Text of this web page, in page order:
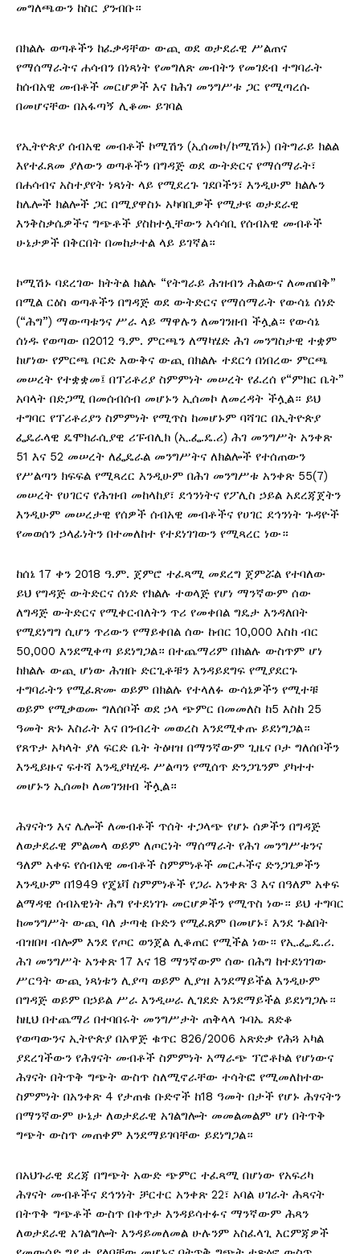
መግለጫውን ከስር ያንብቡ።
በክልሉ ወጣቶችን ከፈቃዳቸው ውጪ ወደ ወታደራዊ ሥልጠና
የማሰማራትና ሐሳብን በነጻነት የመግለጽ መብትን የመገደብ ተግባራት
ከሰብአዊ መብቶች መርሆዎች እና ከሕገ መንግሥቱ ጋር የሚጣረሱ
በመሆናቸው በአፋጣኝ ሊቆሙ ይገባል
የኢትዮጵያ ሰብአዊ መብቶች ኮሚሽን (ኢሰመኮ/ኮሚሽኑ) በትግራይ ክልል
እየተፈጸመ ያለውን ወጣቶችን በግዳጅ ወደ ውትድርና የማሰማራት፣
በሐሳብና አስተያየት ነጻነት ላይ የሚደረጉ ገደቦችን፣ እንዲሁም ክልሉን
ከሌሎች ክልሎች ጋር በሚያዋስኑ አካባቢዎች የሚታዩ ወታደራዊ
እንቅስቃሴዎችና ግጭቶች ያስከተሏቸውን አሳሳቢ የሰብአዊ መብቶች
ሁኔታዎች በቅርበት በመከታተል ላይ ይገኛል።
ኮሚሽኑ ባደረገው ክትትል ክልሉ “የትግራይ ሕዝብን ሕልውና ለመጠበቅ”
በሚል ርዕስ ወጣቶችን በግዳጅ ወደ ውትድርና የማሰማራት የውሳኔ ሰነድ
(“ሕግ”) ማውጣቱንና ሥራ ላይ ማዋሉን ለመገንዘብ ችሏል። የውሳኔ
ሰነዱ የወጣው በ2012 ዓ.ም. ምርጫን ለማካሄድ ሕገ መንግስታዊ ተቋም
ከሆነው የምርጫ ቦርድ እውቅና ውጪ በክልሉ ተደርጎ በነበረው ምርጫ
መሠረት የተቋቋመ፤ በፕሪቶሪያ ስምምነት መሠረት የፈረሰ የ“ምክር ቤት”
አባላት በድጋሚ በመሰብሰብ መሆኑን ኢሰመኮ ለመረዳት ችሏል። ይህ
ተግባር የፕሪቶሪያን ስምምነት የሚጥስ ከመሆኑም ባሻገር በኢትዮጵያ
ፌዴራላዊ ዴሞክራሲያዊ ሪፑብሊክ (ኢ.ፌ.ዴ.ሪ) ሕገ መንግሥት አንቀጽ
51 እና 52 መሠረት ለፌዴራል መንግሥትና ለክልሎች የተሰጠውን
የሥልጣን ክፍፍል የሚጻረር እንዲሁም በሕገ መንግሥቱ አንቀጽ 55(7)
መሠረት የሀገርና የሕዝብ መከላከያ፣ ደኅንነትና የፖሊስ ኃይል አደረጃጀትን
እንዲሁም መሠረታዊ የሰዎች ሰብአዊ መብቶችና የሀገር ደኅንነት ጉዳዮች
የመወሰን ኃላፊነትን በተመለከተ የተደነገገውን የሚጻረር ነው።
ከሰኔ 17 ቀን 2018 ዓ.ም. ጀምሮ ተፈጻሚ መደረግ ጀምሯል የተባለው
ይህ የግዳጅ ውትድርና ሰነድ የክልሉ ተወላጅ የሆነ ማንኛውም ሰው
ለግዳጅ ውትድርና የሚቀርብለትን ጥሪ የመቀበል ግዴታ እንዳለበት
የሚደነግግ ሲሆን ጥሪውን የማይቀበል ሰው ከብር 10,000 እስከ ብር
50,000 እንደሚቀጣ ይደነግጋል። በተጨማሪም በክልሉ ውስጥም ሆነ
ከክልሉ ውጪ ሆነው ሕዝቡ ድርጊቶቹን እንዳይደግፍ የሚያደርጉ
ተግባራትን የሚፈጽሙ ወይም በክልሉ የተላለፉ ውሳኔዎችን የሚተቹ
ወይም የሚቃወሙ ግለሰቦች ወደ ኃላ ጭምር በመመለስ ከ5 እስከ 25
ዓመት ጽኑ እስራት እና በንብረት መወረስ እንደሚቀጡ ይደነግጋል።
የጸጥታ አካላት ያለ ፍርድ ቤት ትዕዛዝ በማንኛውም ጊዜና ቦታ ግለሰቦችን
እንዲይዙና ፍተሻ እንዲያካሂዱ ሥልጣን የሚሰጥ ድንጋጌንም ያካተተ
መሆኑን ኢሰመኮ ለመገንዘብ ችሏል።
ሕፃናትን እና ሌሎች ለመብቶች ጥሰት ተጋላጭ የሆኑ ሰዎችን በግዳጅ
ለወታደራዊ ምልመላ ወይም ለጦርነት ማሰማራት የሕገ መንግሥቱንና
ዓለም አቀፍ የሰብአዊ መብቶች ስምምነቶች መርሖችና ድንጋጌዎችን
እንዲሁም በ1949 የጄኔቫ ስምምነቶች የጋራ አንቀጽ 3 እና በዓለም አቀፍ
ልማዳዊ ሰብአዊነት ሕግ የተደነገጉ መርሆዎችን የሚጥስ ነው። ይህ ተግባር
ከመንግሥት ውጪ ባለ ታጣቂ ቡድን የሚፈጸም በመሆኑ፣ እንደ ጉልበት
ብዝበዛ ብሎም እንደ የጦር ወንጀል ሊቆጠር የሚችል ነው። የኢ.ፌ.ዴ.ሪ.
ሕገ መንግሥት አንቀጽ 17 እና 18 ማንኛውም ሰው በሕግ ከተደነገገው
ሥርዓት ውጪ ነጻነቱን ሊያጣ ወይም ሊያዝ እንደማይችል እንዲሁም
በግዳጅ ወይም በኃይል ሥራ እንዲሠራ ሊገደድ እንደማይችል ይደነግጋሉ።
ከዚህ በተጨማሪ በተባበሩት መንግሥታት ጠቅላላ ጉባኤ ጸድቆ
የወጣውንና ኢትዮጵያ በአዋጅ ቁጥር 826/2006 አጽድቃ የሕጓ አካል
ያደረገችውን የሕፃናት መብቶች ስምምነት አማራጭ ፕሮቶኮል የሆነውና
ሕፃናት በትጥቅ ግጭት ውስጥ ስለሚኖራቸው ተሳትፎ የሚመለከተው
ስምምነት በአንቀጽ 4 የታጠቁ ቡድኖች ከ18 ዓመት በታች የሆኑ ሕፃናትን
በማንኛውም ሁኔታ ለወታደራዊ አገልግሎት መመልመልም ሆነ በትጥቅ
ግጭት ውስጥ መጠቀም እንደማይገባቸው ይደነግጋል።
በአህጉራዊ ደረጃ በግጭት አውድ ጭምር ተፈጻሚ በሆነው የአፍሪካ
ሕፃናት መብቶችና ደኅንነት ቻርተር አንቀጽ 22፣ አባል ሀገራት ሕጻናት
በትጥቅ ግጭቶች ውስጥ በቀጥታ እንዳይሳተፉና ማንኛውም ሕጻን
ለወታደራዊ አገልግሎት እንዳይመለመል ሁሉንም አስፈላጊ እርምጃዎች